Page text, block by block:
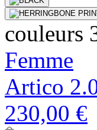
couleurs
Femme
Artico
230,00 €